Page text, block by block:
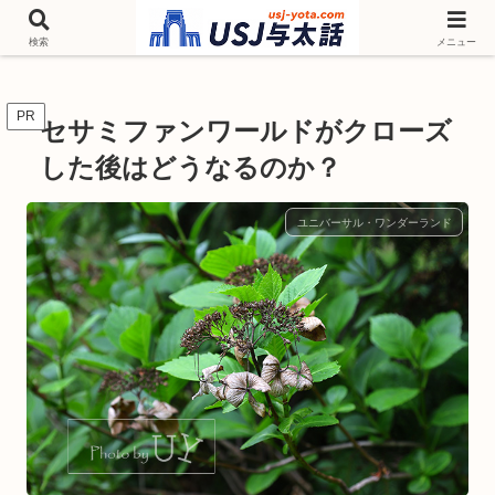
チケットやシーズンイベント ニンテンドーワールド アトラクションなどユニ
バを歩いて情報収集しています
PR セサミファンワールドがクローズ
した後はどうなるのか？
ユニバーサル・ワンダーランド
検索 メニュー